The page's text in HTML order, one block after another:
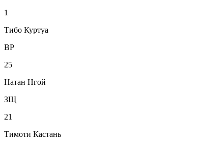
1
Тибо Куртуа
ВР
25
Натан Нгой
ЗЩ
21
Тимоти Кастань